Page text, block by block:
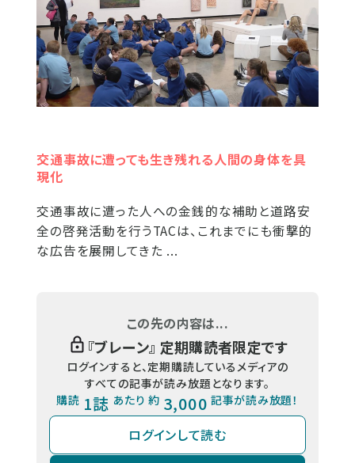
交通事故に遭っても生き残れる人間の身体を具
現化
交通事故に遭った人への金銭的な補助と道路安
全の啓発活動を行うTACは、これまでにも衝撃的
な広告を展開してきた ...
この先の内容は...
『ブレーン』 定期購読者限定です
ログインすると、定期購読しているメディアの
すべての記事が読み放題となります。
購読 1誌 あたり 約 3,000 記事が読み放題！
ログインして読む